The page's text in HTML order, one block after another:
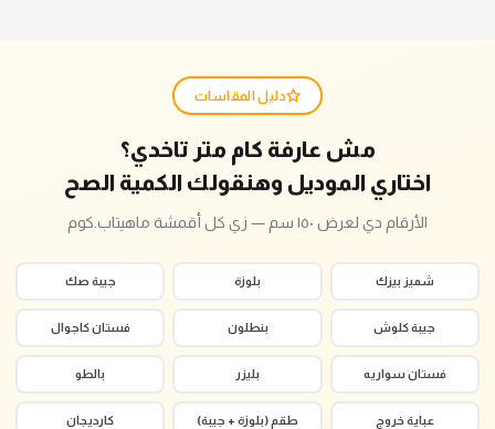
دليل المقاسات
مش عارفة كام متر تاخدي؟
اختاري الموديل وهنقولك الكمية الصح
الأرقام دي لعرض ١٥٠ سم — زي كل أقمشة ماهيتاب.كوم
شميز بيزك بلوزة جيبة صك
جيبة كلوش بنطلون فستان كاجوال
فستان سواريه بليزر بالطو
عباية خروج طقم (بلوزة + جيبة) كارديجان